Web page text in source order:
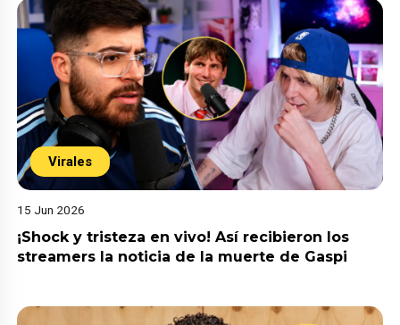
Virales
15 Jun 2026
¡Shock y tristeza en vivo! Así recibieron los
streamers la noticia de la muerte de Gaspi